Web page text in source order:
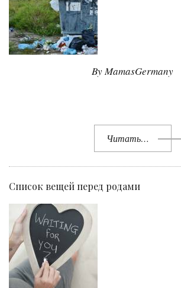
By MamasGermany
Читать…
Список вещей перед родами